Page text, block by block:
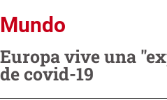
Mundo
Europa vive una
de covid-19